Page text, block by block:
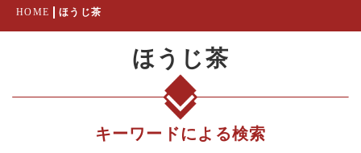
HOME ほうじ茶
ほうじ茶
キーワードによる検索